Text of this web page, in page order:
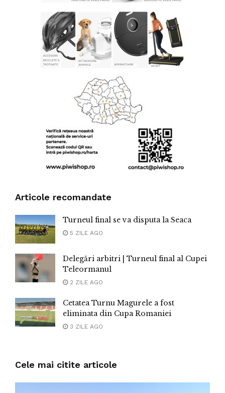
Articole recomandate
Turneul final se va disputa la Seaca
5 ZILE AGO
Delegări arbitri | Turneul final al Cupei
Teleormanul
2 ZILE AGO
Cetatea Turnu Magurele a fost
eliminata din Cupa Romaniei
3 ZILE AGO
Cele mai citite articole